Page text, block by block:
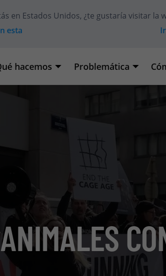
en Estados Unidos, ¿te gustaría visitar la
esta
hacemos Problemática